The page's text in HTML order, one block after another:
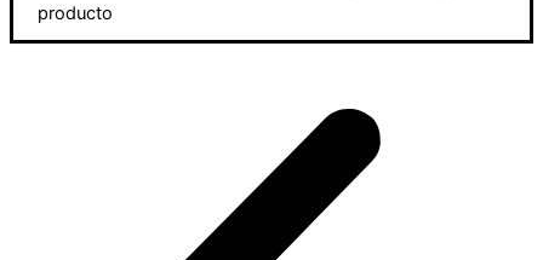
producto